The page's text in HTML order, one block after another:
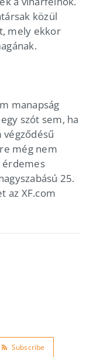
közül
mely ekkor
manapság
szót sem, ha
még nem
érdemes
25.
az XF.com
Subscribe